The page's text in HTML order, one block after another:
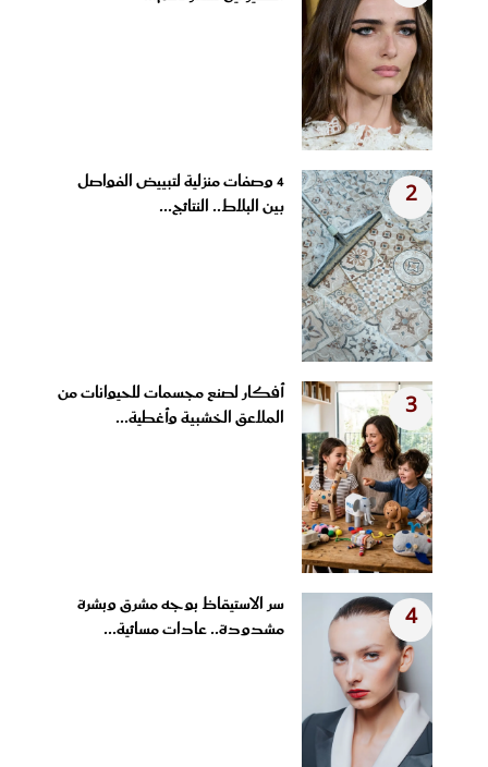
2
4 وصفات منزلية لتبييض الفواصل
بين البلاط.. النتائج...
3
أفكار لصنع مجسمات للحيوانات من
الملاعق الخشبية وأغطية...
4
سر الاستيقاظ بوجه مشرق وبشرة
مشدودة.. عادات مسائية...